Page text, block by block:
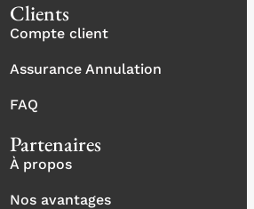
Clients
Compte client
Assurance Annulation
FAQ
Partenaires
À propos
Nos avantages